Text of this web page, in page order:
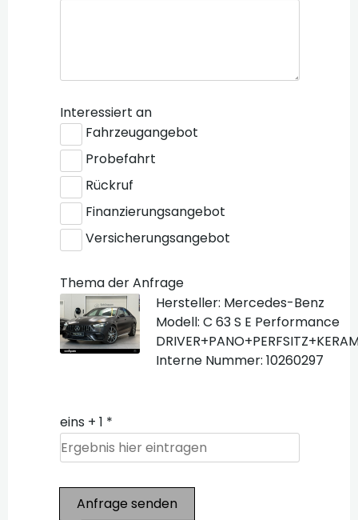
Interessiert an
Fahrzeugangebot
Probefahrt
Rückruf
Finanzierungsangebot
Versicherungsangebot
Thema der Anfrage
Hersteller: Mercedes-Benz
Modell: C 63 S E Performance
Interne Nummer: 10260297
eins + 1 *
Anfrage senden